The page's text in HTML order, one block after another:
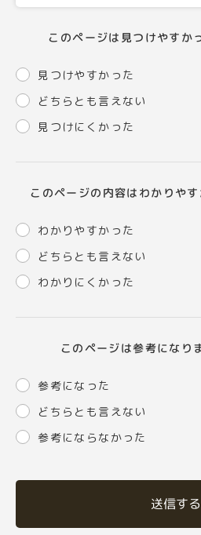
このページは見つけやすか
見つけやすかった
どちらとも言えない
見つけにくかった
このページの内容はわかりや
わかりやすかった
どちらとも言えない
わかりにくかった
このページは参考になり
参考になった
どちらとも言えない
参考にならなかった
送信する